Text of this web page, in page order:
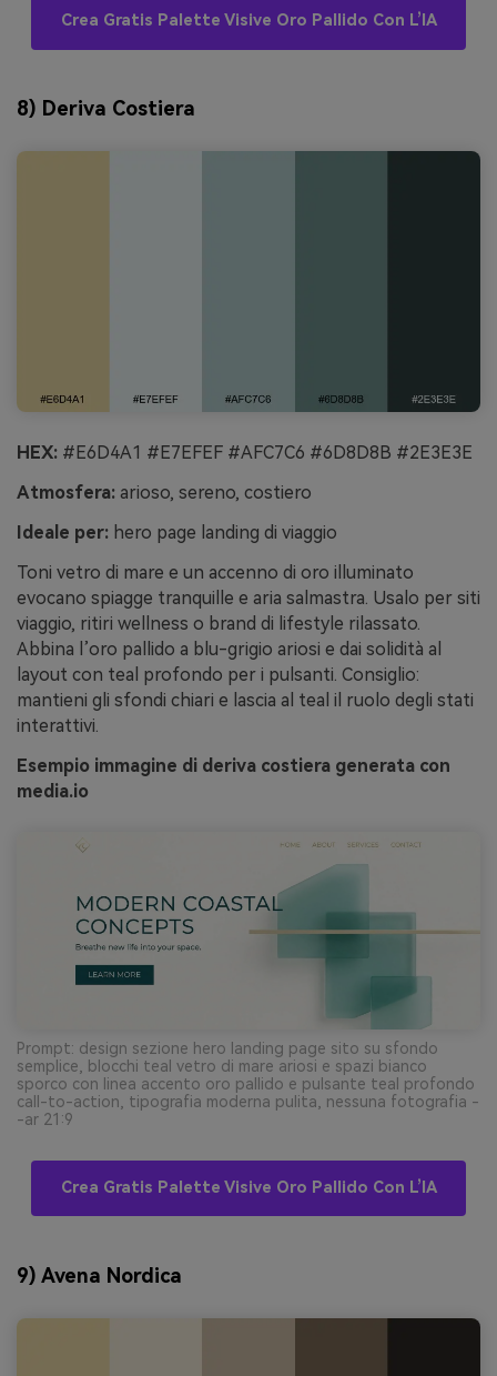
Crea Gratis Palette Visive Oro Pallido Con L’IA
8) Deriva Costiera
HEX: #E6D4A1 #E7EFEF #AFC7C6 #6D8D8B #2E3E3E
Atmosfera: arioso, sereno, costiero
Ideale per: hero page landing di viaggio
Toni vetro di mare e un accenno di oro illuminato
evocano spiagge tranquille e aria salmastra. Usalo per siti
viaggio, ritiri wellness o brand di lifestyle rilassato.
Abbina l’oro pallido a blu-grigio ariosi e dai solidità al
layout con teal profondo per i pulsanti. Consiglio:
mantieni gli sfondi chiari e lascia al teal il ruolo degli stati
interattivi.
Esempio immagine di deriva costiera generata con
media.io
Prompt: design sezione hero landing page sito su sfondo
semplice, blocchi teal vetro di mare ariosi e spazi bianco
sporco con linea accento oro pallido e pulsante teal profondo
call-to-action, tipografia moderna pulita, nessuna fotografia -
-ar 21:9
Crea Gratis Palette Visive Oro Pallido Con L’IA
9) Avena Nordica